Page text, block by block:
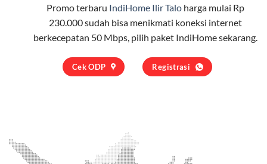
Promo terbaru IndiHome Ilir Talo harga mulai Rp
230.000 sudah bisa menikmati koneksi internet
berkecepatan 50 Mbps, pilih paket IndiHomesekarang.
Cek ODP Registrasi